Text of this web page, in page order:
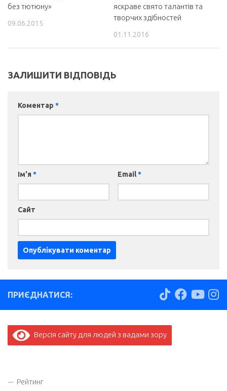
без тютюну»
09.06.2015
яскраве свято талантів та
творчих здібностей
01.11.2016
ЗАЛИШИТИ ВІДПОВІДЬ
Коментар *
Ім'я * Email*
Сайт
ПРИЄДНАТИСЯ:
Версія сайту для людей з вадами зору
Рейтинг